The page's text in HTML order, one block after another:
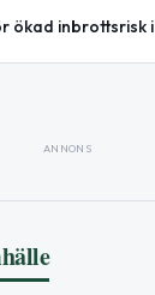
ökad inbrottsrisk
ANNONS